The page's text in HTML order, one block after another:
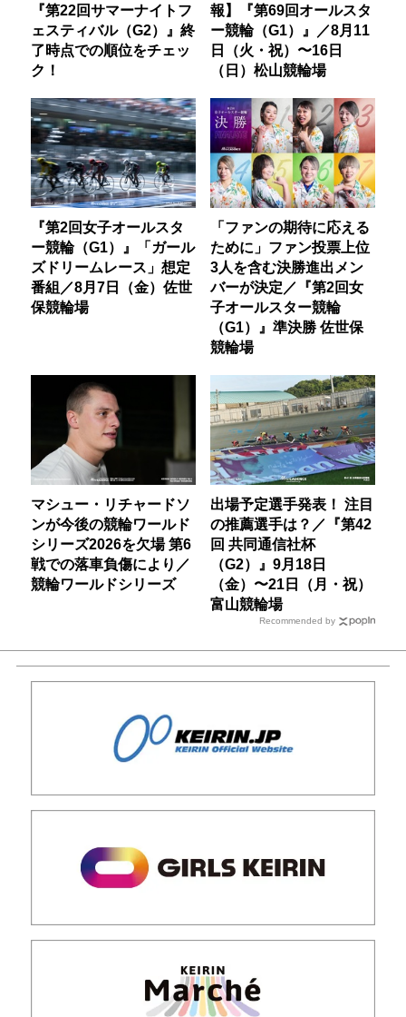
『第22回サマーナイトフ
ェスティバル（G2）』終
了時点での順位をチェッ
ク！
報】『第69回オールスタ
ー競輪（G1）』／8月11
日（火・祝）〜16日
（日）松山競輪場
『第2回女子オールスタ
ー競輪（G1）』「ガール
ズドリームレース」想定
番組／8月7日（金）佐世
保競輪場
「ファンの期待に応える
ために」ファン投票上位
3人を含む決勝進出メン
バーが決定／『第2回女
子オールスター競輪
（G1）』準決勝 佐世保
競輪場
マシュー・リチャードソ
ンが今後の競輪ワールド
シリーズ2026を欠場 第6
戦での落車負傷により／
競輪ワールドシリーズ
出場予定選手発表！ 注目
の推薦選手は？／『第42
回 共同通信社杯
（G2）』9月18日
（金）〜21日（月・祝）
富山競輪場
Recommended by